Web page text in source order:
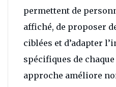
permettent de
affiché, de proposer
ciblées et d’adapter
spécifiques de
approche améliore